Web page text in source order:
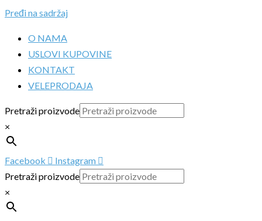
Pređi na sadržaj
O NAMA
USLOVI KUPOVINE
KONTAKT
VELEPRODAJA
Pretraži proizvode
×
Facebook
Instagram
Pretraži proizvode
×